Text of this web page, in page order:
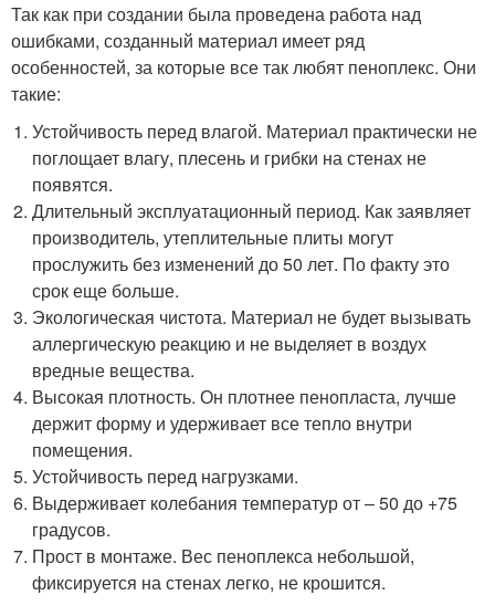
Так как при создании была проведена работа над
ошибками, созданный материал имеет ряд
особенностей, за которые все так любят пеноплекс. Они
такие:
Устойчивость перед влагой. Материал практически не
поглощает влагу, плесень и грибки на стенах не
появятся.
Длительный эксплуатационный период. Как заявляет
производитель, утеплительные плиты могут
прослужить без изменений до 50 лет. По факту это
срок еще больше.
Экологическая чистота. Материал не будет вызывать
аллергическую реакцию и не выделяет в воздух
вредные вещества.
Высокая плотность. Он плотнее пенопласта, лучше
держит форму и удерживает все тепло внутри
помещения.
Устойчивость перед нагрузками.
Выдерживает колебания температур от – 50 до +75
градусов.
Прост в монтаже. Вес пеноплекса небольшой,
фиксируется на стенах легко, не крошится.